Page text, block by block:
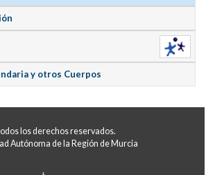
y otros Cuerpos
los derechos reservados.
Autónoma de la Región de Murcia